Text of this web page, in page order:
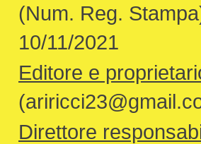
(Num. Reg.
10/11/2021
Editore e
Direttore